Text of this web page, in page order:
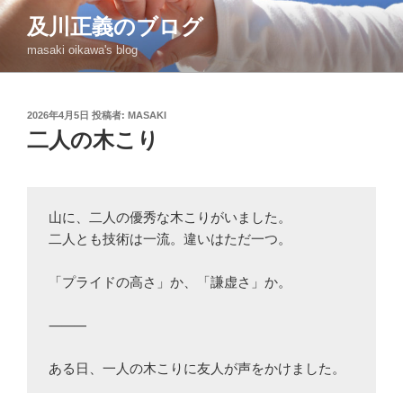
コ
ン
ン
及川正義のブログ
masaki oikawa's blog
投
稿
日:
2026年4月5日 投稿者: MASAKI
二人の木こり
山に、二人の優秀な木こりがいました。
二人とも技術は一流。違いはただ一つ。
「プライドの高さ」か、「謙虚さ」か。
⸻
ある日、一人の木こりに友人が声をかけました。